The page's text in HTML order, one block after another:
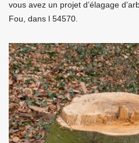
vous avez un projet d’élagage
Fou, dans l 54570.